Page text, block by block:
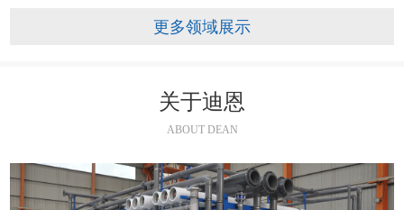
pharmaceutical industry
更多领域展示
关于迪恩
ABOUT DEAN